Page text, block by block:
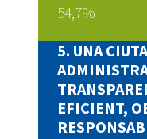
54,7%
UNA
EFICIENT,